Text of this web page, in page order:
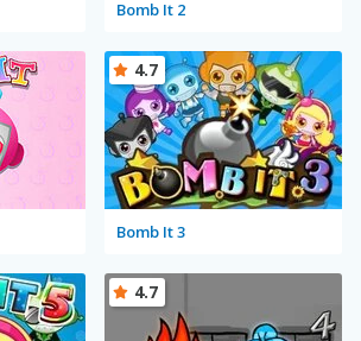
Bomb It 2
Bomb It 3
4.7
4.7